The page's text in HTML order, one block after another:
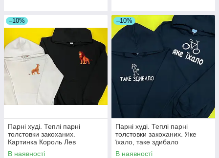
–10%
Парні худі. Теплі парні
толстовки закоханих.
Картинка Король Лев
В наявності
–10%
Парні худі. Теплі парні
толстовки закоханих. Яке
їхало, таке здибало
В наявності